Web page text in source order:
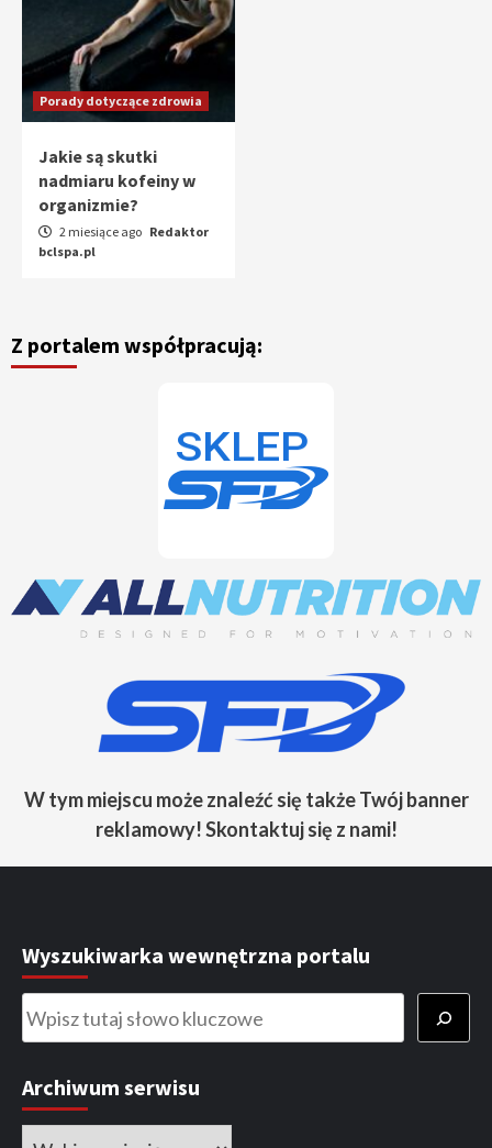
Porady dotyczące zdrowia
Jakie są skutki
nadmiaru kofeiny w
organizmie?
2 miesiące ago Redaktor
bclspa.pl
Z portalem współpracują:
W tym miejscu może znaleźć się także Twój banner
reklamowy! Skontaktuj się z nami!
Wyszukiwarka wewnętrzna portalu
Szukaj
Archiwum serwisu